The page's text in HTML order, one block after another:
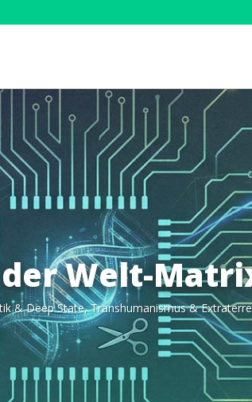
Welt-
& Deep Sta­te,Trans­hu­ma­nis­mus &